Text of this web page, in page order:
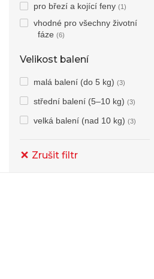
pro březí a kojící feny (1)
vhodné pro všechny životní
fáze (6)
Velikost balení
malá balení (do 5 kg) (3)
střední balení (5–10 kg) (3)
velká balení (nad 10 kg) (3)
Zrušit filtr